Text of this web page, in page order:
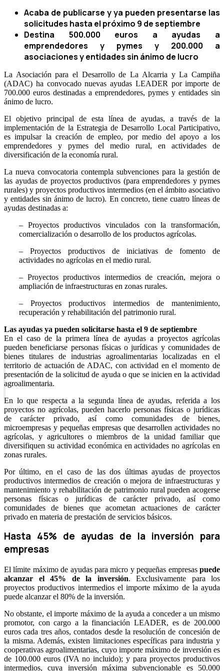
Acaba de publicarse y ya pueden presentarse las
solicitudes hasta el próximo 9 de septiembre
Destina 500.000 euros a ayudas a
emprendedores y pymes y 200.000 a
asociaciones y entidades sin ánimo de lucro
La Asociación para el Desarrollo de La Alcarria y La Campiña
(ADAC) ha convocado nuevas ayudas LEADER por importe de
700.000 euros destinadas a emprendedores, pymes y entidades sin
ánimo de lucro.
El objetivo principal de esta línea de ayudas, a través de la
implementación de la Estrategia de Desarrollo Local Participativo,
es impulsar la creación de empleo, por medio del apoyo a los
emprendedores y pymes del medio rural, en actividades de
diversificación de la economía rural.
La nueva convocatoria contempla subvenciones para la gestión de
las ayudas de proyectos productivos (para emprendedores y pymes
rurales) y proyectos productivos intermedios (en el ámbito asociativo
y entidades sin ánimo de lucro). En concreto, tiene cuatro líneas de
ayudas destinadas a:
– Proyectos productivos vinculados con la transformación,
comercialización o desarrollo de los productos agrícolas.
– Proyectos productivos de iniciativas de fomento de
actividades no agrícolas en el medio rural.
– Proyectos productivos intermedios de creación, mejora o
ampliación de infraestructuras en zonas rurales.
– Proyectos productivos intermedios de mantenimiento,
recuperación y rehabilitación del patrimonio rural.
Las ayudas ya pueden solicitarse hasta el 9 de septiembre
En el caso de la primera línea de ayudas a proyectos agrícolas
pueden beneficiarse personas físicas o jurídicas y comunidades de
bienes titulares de industrias agroalimentarias localizadas en el
territorio de actuación de ADAC, con actividad en el momento de
presentación de la solicitud de ayuda o que se inicien en la actividad
agroalimentaria.
En lo que respecta a la segunda línea de ayudas, referida a los
proyectos no agrícolas, pueden hacerlo personas físicas o jurídicas
de carácter privado, así como comunidades de bienes,
microempresas y pequeñas empresas que desarrollen actividades no
agrícolas, y agricultores o miembros de la unidad familiar que
diversifiquen su actividad económica en actividades no agrícolas en
zonas rurales.
Por último, en el caso de las dos últimas ayudas de proyectos
productivos intermedios de creación o mejora de infraestructuras y
mantenimiento y rehabilitación de patrimonio rural pueden acogerse
personas físicas o jurídicas de carácter privado, así como
comunidades de bienes que acometan actuaciones de carácter
privado en materia de prestación de servicios básicos.
Hasta 45% de ayudas de la inversión para
empresas
El límite máximo de ayudas para micro y pequeñas empresas puede
alcanzar el 45% de la inversión. Exclusivamente para los
proyectos productivos intermedios el importe máximo de la ayuda
puede alcanzar el 80% de la inversión.
No obstante, el importe máximo de la ayuda a conceder a un mismo
promotor, con cargo a la financiación LEADER, es de 200.000
euros cada tres años, contados desde la resolución de concesión de
la misma. Además, existen limitaciones específicas para industria y
cooperativas agroalimentarias, cuyo importe máximo de inversión es
de 100.000 euros (IVA no incluido); y para proyectos productivos
intermedios, cuya inversión máxima subvencionable es 50.000